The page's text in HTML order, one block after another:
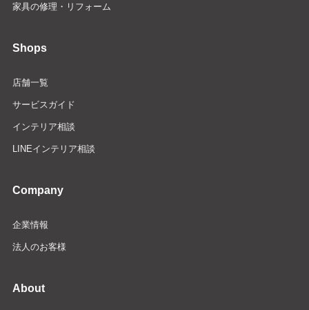
家具の修理・リフォーム
Shops
店舗一覧
サービスガイド
インテリア相談
LINEインテリア相談
Company
企業情報
法人のお客様
About